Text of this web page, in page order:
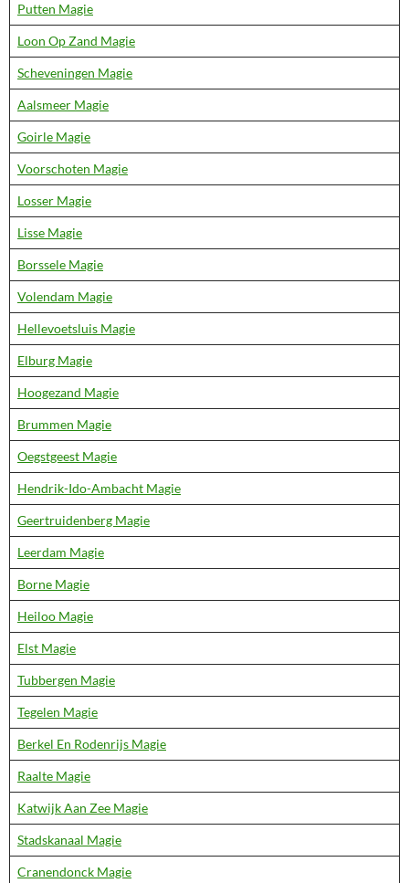
Putten Magie
Loon Op Zand Magie
Scheveningen Magie
Aalsmeer Magie
Goirle Magie
Voorschoten Magie
Losser Magie
Lisse Magie
Borssele Magie
Volendam Magie
Hellevoetsluis Magie
Elburg Magie
Hoogezand Magie
Brummen Magie
Oegstgeest Magie
Hendrik-Ido-Ambacht Magie
Geertruidenberg Magie
Leerdam Magie
Borne Magie
Heiloo Magie
Elst Magie
Tubbergen Magie
Tegelen Magie
Berkel En Rodenrijs Magie
Raalte Magie
Katwijk Aan Zee Magie
Stadskanaal Magie
Cranendonck Magie